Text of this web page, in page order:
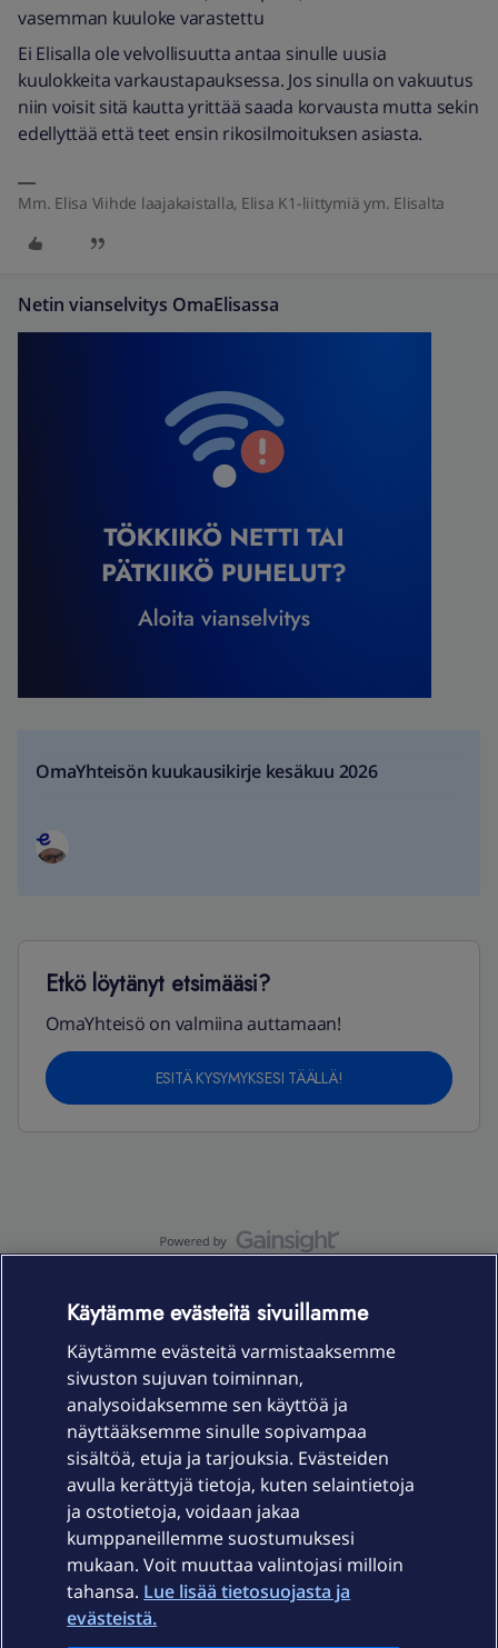
vasemman kuuloke varastettu
Ei Elisalla ole velvollisuutta antaa sinulle uusia
kuulokkeita varkaustapauksessa. Jos sinulla on vakuutus
niin voisit sitä kautta yrittää saada korvausta mutta sekin
edellyttää että teet ensin rikosilmoituksen asiasta.
Mm. Elisa Viihde laajakaistalla, Elisa K1-liittymiä ym. Elisalta
Netin vianselvitys OmaElisassa
OmaYhteisön kuukausikirje kesäkuu 2026
Etkö löytänyt etsimääsi?
OmaYhteisö on valmiina auttamaan!
ESITÄ KYSYMYKSESI TÄÄLLÄ!
Laitteet & liittymät
Palvelut
Ajankohtaista
Käytämme evästeitä sivuillamme
Käytämme evästeitä varmistaaksemme
sivuston sujuvan toiminnan,
analysoidaksemme sen käyttöä ja
näyttääksemme sinulle sopivampaa
sisältöä, etuja ja tarjouksia. Evästeiden
avulla kerättyjä tietoja, kuten selaintietoja
ja ostotietoja, voidaan jakaa
kumppaneillemme suostumuksesi
mukaan. Voit muuttaa valintojasi milloin
tahansa. Lue lisää tietosuojasta ja
evästeistä.